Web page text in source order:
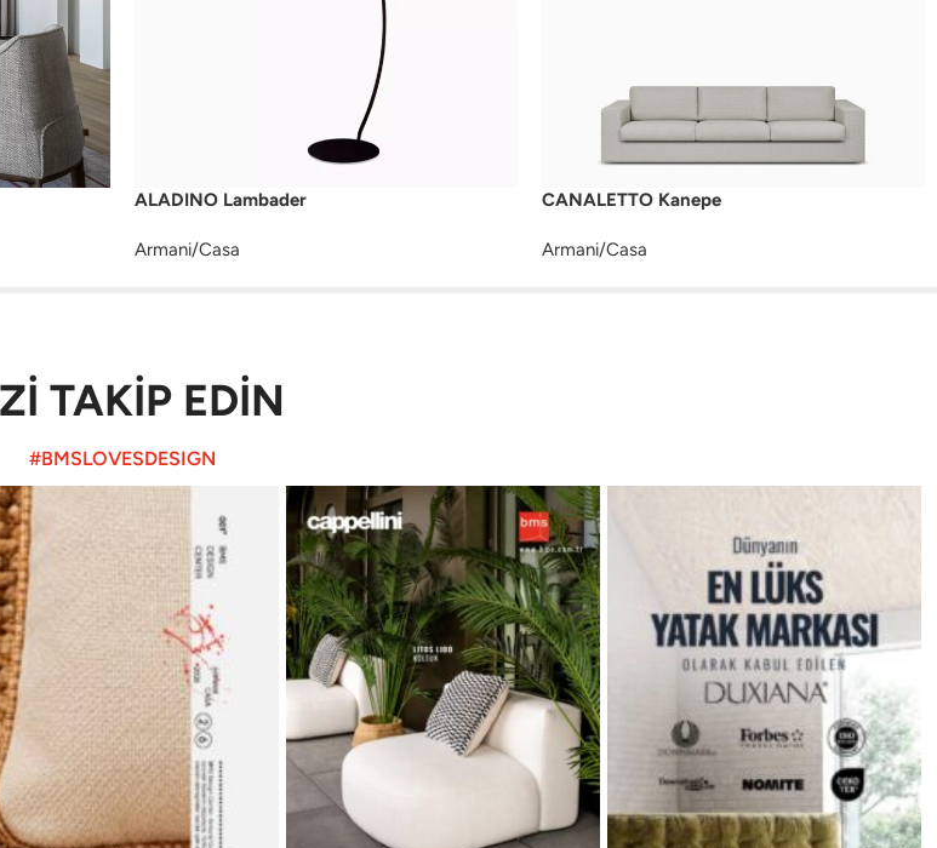
ALADINO Lambader
Armani/Casa
CANALETTO Kanepe
Armani/Casa
TAKİP EDİN
#BMSLOVESDESIGN